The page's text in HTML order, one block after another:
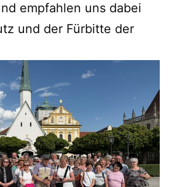
empfahlen uns dabei
und der Fürbitte der